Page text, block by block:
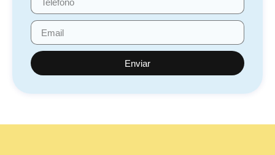
Enviar